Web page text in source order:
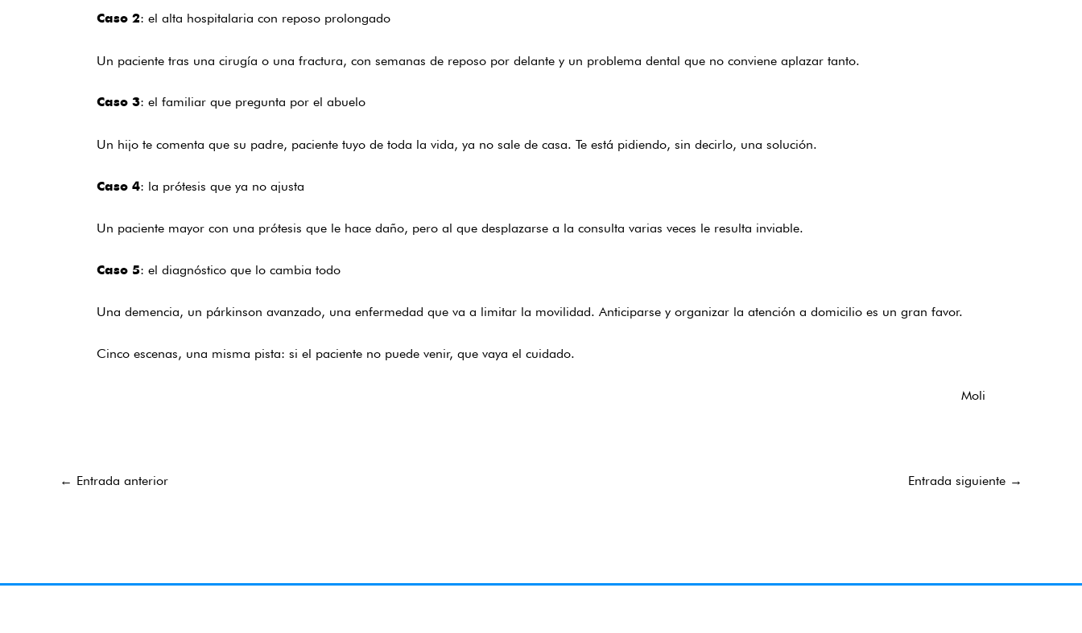
Caso 2: el alta hospitalaria con reposo prolongado
Un paciente tras una cirugía o una fractura, con semanas de reposo por delante y un problema dental que no conviene aplazar tanto.
Caso 3: el familiar que pregunta por el abuelo
Un hijo te comenta que su padre, paciente tuyo de toda la vida, ya no sale de casa. Te está pidiendo, sin decirlo, una solución.
Caso 4: la prótesis que ya no ajusta
Un paciente mayor con una prótesis que le hace daño, pero al que desplazarse a la consulta varias veces le resulta inviable.
Caso 5: el diagnóstico que lo cambia todo
Una demencia, un párkinson avanzado, una enfermedad que va a limitar la movilidad. Anticiparse y organizar la atención a domicilio es un gran favor.
Cinco escenas, una misma pista: si el paciente no puede venir, que vaya el cuidado.
Moli
← Entrada anterior Entrada siguiente →